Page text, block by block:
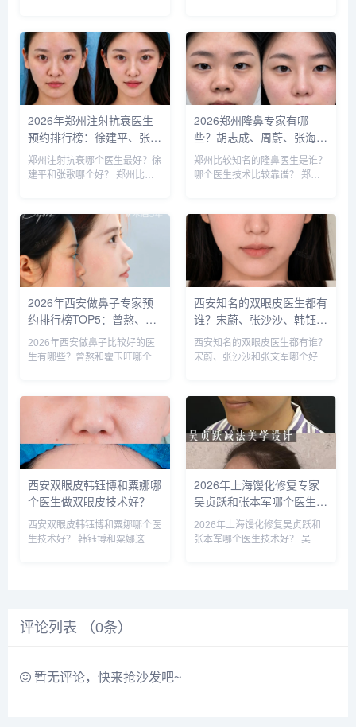
何祥龙、卜胜利、关迪剑、邵
妍、夏红福、毕小丽，尤其何医
生和卜医生咨询和预约的最多，
据顾客...
丁庆丰、崔剑、张洁、王亚斌、
马云鹏、张玉辉、李海霞等，哪
个医生技术更好呢？我们一起来
分析下...
2026年郑州注射抗衰医生
预约排行榜：徐建平、张
歌、赵永华、张婉霞、王妍
芝、唐喜、李娟、朱怡梦哪
郑州注射抗衰哪个医生最好？徐
建平和张歌哪个好？ 郑州比较
芝、唐喜、李娟、朱怡梦。徐建
平和张歌医生是咨询和预约最多
的医生，咨询预约添加微信号：
bia...
2026郑州隆鼻专家有哪
些？胡志成、周蔚、张海
洋、王启立、张鹏、李冰谁
做鼻子更好？
郑州比较知名的隆鼻医生是谁？
哪个医生技术比较靠谱？ 郑州
李冰等，胡医生和张医生咨询和
预约的人最多，技术也更靠谱
些，咨询预约添加微信号：
bianm...
2026年西安做鼻子专家预
约排行榜TOP5：曾熬、霍
玉旺、房志强、蒋立、刘宝
军哪个更好？
2026年西安做鼻子比较好的医
生有哪些？曾熬和霍玉旺哪个更
立、刘宝军等，医生的技术都很
靠谱，案例也非常多，对比的
话，建议实地面诊，曾医生和霍
医生是...
西安知名的双眼皮医生都有
谁？宋蔚、张沙沙、韩钰
博、王璇、张文军谁做双眼
皮更好？
西安知名的双眼皮医生都有谁？
宋蔚、张沙沙和张文军哪个好？
等，这几位医生都是咨询和预约
最多的，双眼皮案例比较多，咨
询预约添加微信号：bianme...
西安双眼皮韩钰博和粟娜哪
个医生做双眼皮技术好？
西安双眼皮韩钰博和粟娜哪个医
生技术好？ 韩钰博和粟娜这两
建议可以...
2026年上海馒化修复专家
吴贞跃和张本军哪个医生做
馒化修复技术好？
2026年上海馒化修复吴贞跃和
张本军哪个医生技术好？ 吴贞
评论列表 （0条）
暂无评论，快来抢沙发吧~